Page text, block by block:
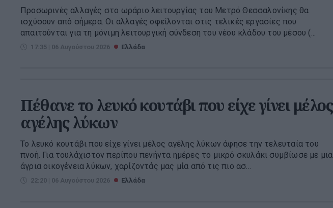
Προσωρινές αλλαγές στο ωράριο λειτουργίας του Μετρό Θεσσαλονίκης θα
ισχύσουν από σήμερα. Οι αλλαγές οφείλονται στις τελικές εργασίες που
απαιτούνται για τη μόνιμη λειτουργική σύνδεση του νέου κλάδου του μέσου (...
17:35 | 06 Αυγούστου 2026 Ελλάδα
Πέθανε το λευκό κουτάβι που είχε γίνει μέλος
αγέλης λύκων
Το λευκό κουτάβι που είχε γίνει μέλος αγέλης λύκων άφησε την τελευταία του
πνοή. Για τουλάχιστον περίπου πενήντα ημέρες το μικρό σκυλάκι συμβίωσε με μια
άγρια οικογένεια λύκων, χαρίζοντάς μας μία από τις πιο ασ...
22:20 | 06 Αυγούστου 2026 Ελλάδα